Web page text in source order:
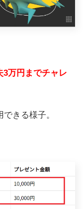
3万円までチャレ
きる様子。